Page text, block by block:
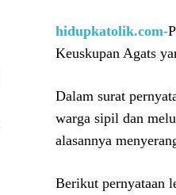
hidupkatolik.com-
Keuskupan Agats
Dalam surat
warga sipil dan
alasannya
Berikut pernyataan